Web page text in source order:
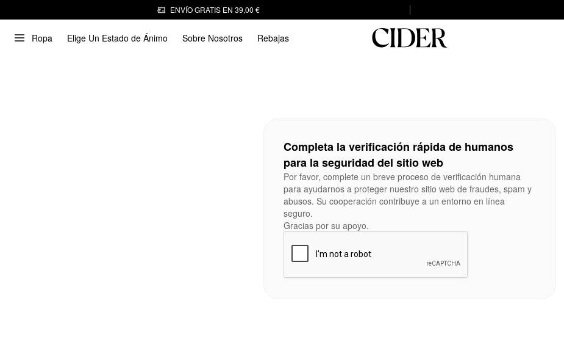
ENVÍO GRATIS EN 39,00 €
Ropa Elige Un Estado de Ánimo Sobre Nosotros Rebajas
Completa la verificación rápida de humanos
para la seguridad del sitio web
Por favor, complete un breve proceso de verificación humana
para ayudarnos a proteger nuestro sitio web de fraudes, spam y
abusos. Su cooperación contribuye a un entorno en línea
seguro.
Gracias por su apoyo.